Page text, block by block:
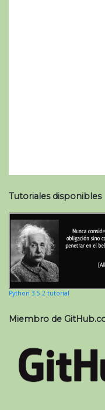
Tutoriales disponibles
Python 3.5.2 tutorial
Miembro de